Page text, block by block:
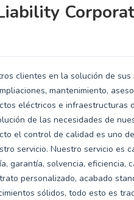
clientes en la solución de
mantenimiento,
eléctricos e infraestructuras
de las necesidades de
el control de calidad es uno
servicio. Nuestro servicio es
garantía, solvencia, eficiencia,
personalizado, acabado
sólidos, todo esto es